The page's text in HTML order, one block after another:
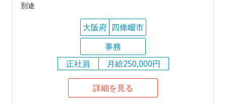
別途
大阪府 四條畷市
事務
正社員
月給250,000円
詳細を見る